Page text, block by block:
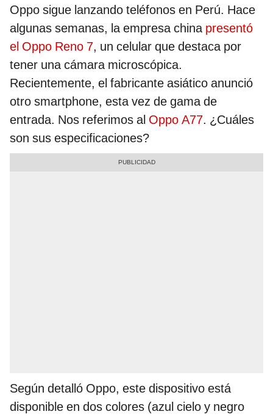
Oppo sigue lanzando teléfonos en Perú. Hace
algunas semanas, la empresa china presentó
el Oppo Reno 7, un celular que destaca por
tener una cámara microscópica.
Recientemente, el fabricante asiático anunció
otro smartphone, esta vez de gama de
entrada. Nos referimos al Oppo A77. ¿Cuáles
son sus especificaciones?
Según detalló Oppo, este dispositivo está
disponible en dos colores (azul cielo y negro